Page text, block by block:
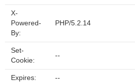
X-
Powered-
By:
PHP/5.2.14
Set-
Cookie:
--
Expires: --